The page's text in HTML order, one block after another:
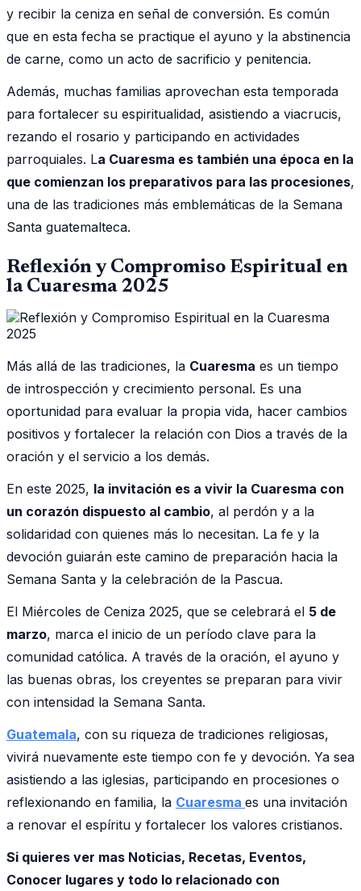
y recibir la ceniza en señal de conversión. Es común
que en esta fecha se practique el ayuno y la abstinencia
de carne, como un acto de sacrificio y penitencia.
Además, muchas familias aprovechan esta temporada
para fortalecer su espiritualidad, asistiendo a viacrucis,
rezando el rosario y participando en actividades
parroquiales. La Cuaresma es también una época en la
que comienzan los preparativos para las procesiones,
una de las tradiciones más emblemáticas de la Semana
Santa guatemalteca.
Reflexión y Compromiso Espiritual en
la Cuaresma 2025
Más allá de las tradiciones, la Cuaresma es un tiempo
de introspección y crecimiento personal. Es una
oportunidad para evaluar la propia vida, hacer cambios
positivos y fortalecer la relación con Dios a través de la
oración y el servicio a los demás.
En este 2025, la invitación es a vivir la Cuaresma con
un corazón dispuesto al cambio, al perdón y a la
solidaridad con quienes más lo necesitan. La fe y la
devoción guiarán este camino de preparación hacia la
Semana Santa y la celebración de la Pascua.
El Miércoles de Ceniza 2025, que se celebrará el 5 de
marzo, marca el inicio de un período clave para la
comunidad católica. A través de la oración, el ayuno y
las buenas obras, los creyentes se preparan para vivir
con intensidad la Semana Santa.
Guatemala, con su riqueza de tradiciones religiosas,
vivirá nuevamente este tiempo con fe y devoción. Ya sea
asistiendo a las iglesias, participando en procesiones o
reflexionando en familia, la Cuaresma es una invitación
a renovar el espíritu y fortalecer los valores cristianos.
Si quieres ver mas Noticias, Recetas, Eventos,
Conocer lugares y todo lo relacionado con